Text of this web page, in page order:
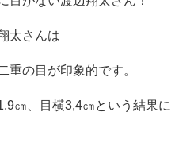
太さんは
重の目が印象的です。
㎝、目横3,4㎝という結果に